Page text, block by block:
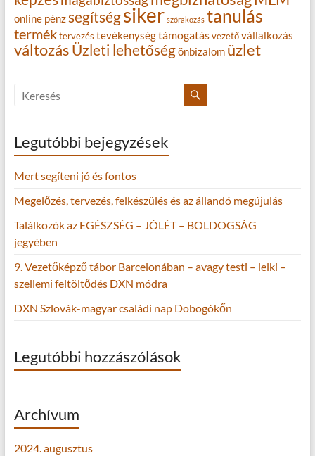
online pénzsegítségsiker szórakozás tanulás
termék tervezés tevékenységtámogatás vezető vállalkozás
változás Üzleti lehetőségönbizalom üzlet
Legutóbbi bejegyzések
Mert segíteni jó és fontos
Megelőzés, tervezés, felkészülés és az állandó megújulás
Találkozók az EGÉSZSÉG – JÓLÉT – BOLDOGSÁG
jegyében
9. Vezetőképző tábor Barcelonában – avagy testi – lelki –
szellemi feltöltődés DXN módra
DXN Szlovák-magyar családi nap Dobogókőn
Legutóbbi hozzászólások
Archívum
2024. augusztus